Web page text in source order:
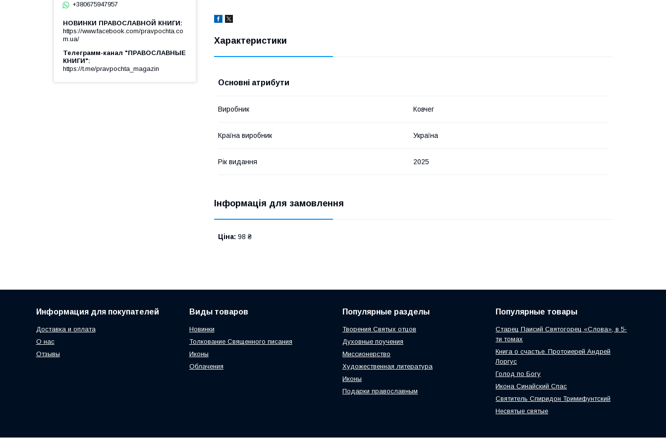
Характеристики
Основні атрибути
Виробник Ковчег
Країна виробник Україна
Рік видання 2025
Інформація для замовлення
Ціна: 98 ₴
+380675947957
НОВИНКИ ПРАВОСЛАВНОЙ КНИГИ
https://www.facebook.com/pravpochta.co
m.ua/
Телеграмм-канал "ПРАВОСЛАВНЫЕ
КНИГИ"
https://t.me/pravpochta_magazin
Информация для покупателей
Доставка и оплата
О нас
Отзывы
Виды товаров
Новинки
Толкование Священного писания
Иконы
Облачения
Популярные разделы
Творения Святых отцов
Духовные поучения
Миссионерство
Художественная литература
Иконы
Подарки православным
Популярные товары
Старец Паисий Святогорец «Слова», в 5-
ти томах
Книга о счастье. Протоиерей Андрей
Лоргус
Голод по Богу
Икона Синайский Спас
Святитель Спиридон Тримифунтский
Несвятые святые